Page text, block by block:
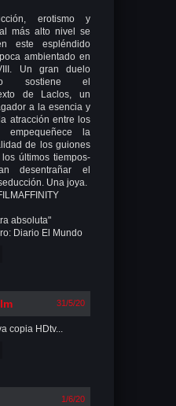
erotismo y
más alto nivel se
este espléndido
ambientado en
Un gran duelo
sostiene el
de Laclos, un
a la esencia y
atracción entre los
empequeñece la
de los guiones
últimos tiempos-
desentrañar el
Una joya.
absoluta"
Diario El Mundo
31/5/20
copia HDtv...
1/6/20